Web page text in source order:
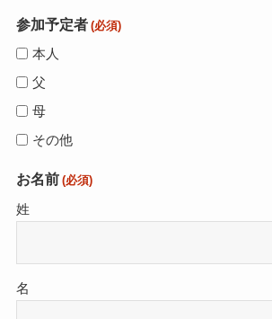
参加予定者 (必須)
本人
父
母
その他
お名前 (必須)
姓
名